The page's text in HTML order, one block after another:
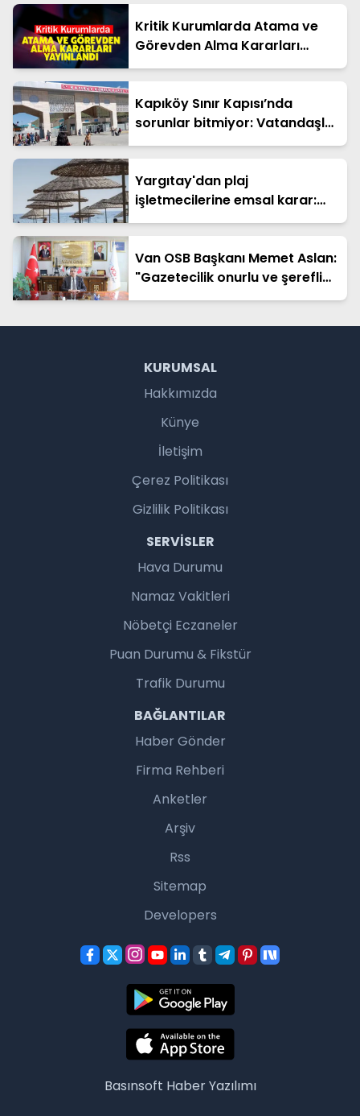
Kritik Kurumlarda Atama ve
Görevden Alma Kararları
Yayınlandı
Kapıköy Sınır Kapısı’nda
sorunlar bitmiyor: Vatandaşlar
çözüm bekliyor
Yargıtay'dan plaj
işletmecilerine emsal karar:
Hapis cezası onandı
Van OSB Başkanı Memet Aslan:
"Gazetecilik onurlu ve şerefli
bir meslektir"
KURUMSAL
Hakkımızda
Künye
İletişim
Çerez Politikası
Gizlilik Politikası
SERVISLER
Hava Durumu
Namaz Vakitleri
Nöbetçi Eczaneler
Puan Durumu & Fikstür
Trafik Durumu
BAĞLANTILAR
Haber Gönder
Firma Rehberi
Anketler
Arşiv
Rss
Sitemap
Developers
Basınsoft Haber Yazılımı